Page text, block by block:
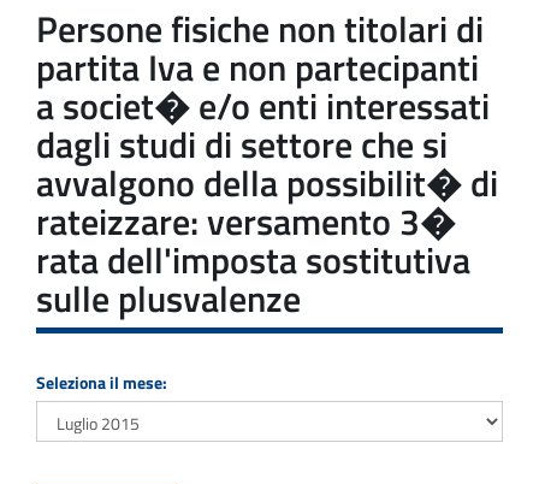
Persone fisiche non titolari di
partita Iva e non partecipanti
a societ� e/o enti interessati
dagli studi di settore che si
avvalgono della possibilit� di
rateizzare: versamento 3�
rata dell'imposta sostitutiva
sulle plusvalenze
Seleziona il mese: